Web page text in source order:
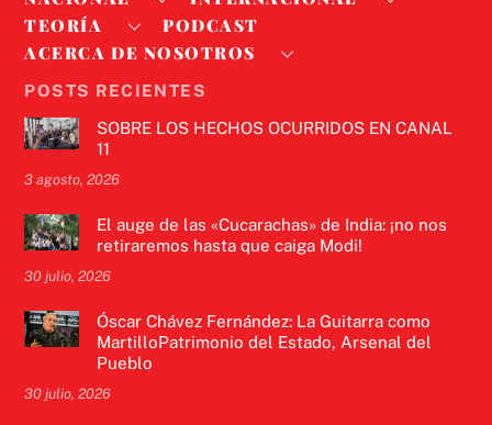
TEORÍA
PODCAST
ACERCA DE NOSOTROS
POSTS RECIENTES
SOBRE LOS HECHOS OCURRIDOS EN CANAL
11
3 agosto, 2026
El auge de las «Cucarachas» de India: ¡no nos
retiraremos hasta que caiga Modi!
30 julio, 2026
Óscar Chávez Fernández: La Guitarra como
MartilloPatrimonio del Estado, Arsenal del
Pueblo
30 julio, 2026